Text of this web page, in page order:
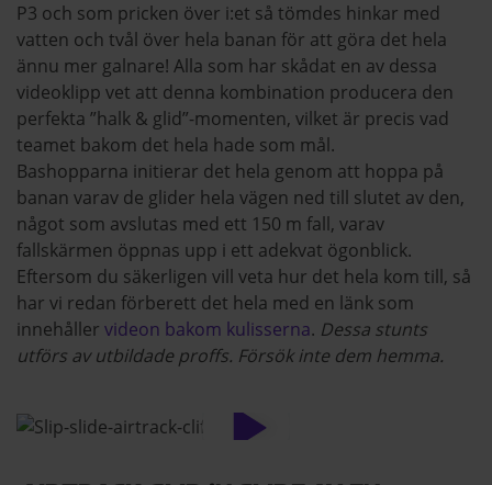
P3 och som pricken över i:et så tömdes hinkar med
vatten och tvål över hela banan för att göra det hela
ännu mer galnare! Alla som har skådat en av dessa
videoklipp vet att denna kombination producera den
perfekta ”halk & glid”-momenten, vilket är precis vad
teamet bakom det hela hade som mål.
Bashopparna initierar det hela genom att hoppa på
banan varav de glider hela vägen ned till slutet av den,
något som avslutas med ett 150 m fall, varav
fallskärmen öppnas upp i ett adekvat ögonblick.
Eftersom du säkerligen vill veta hur det hela kom till, så
har vi redan förberett det hela med en länk som
innehåller videon bakom kulisserna. Dessa stunts
utförs av utbildade proffs. Försök inte dem hemma.